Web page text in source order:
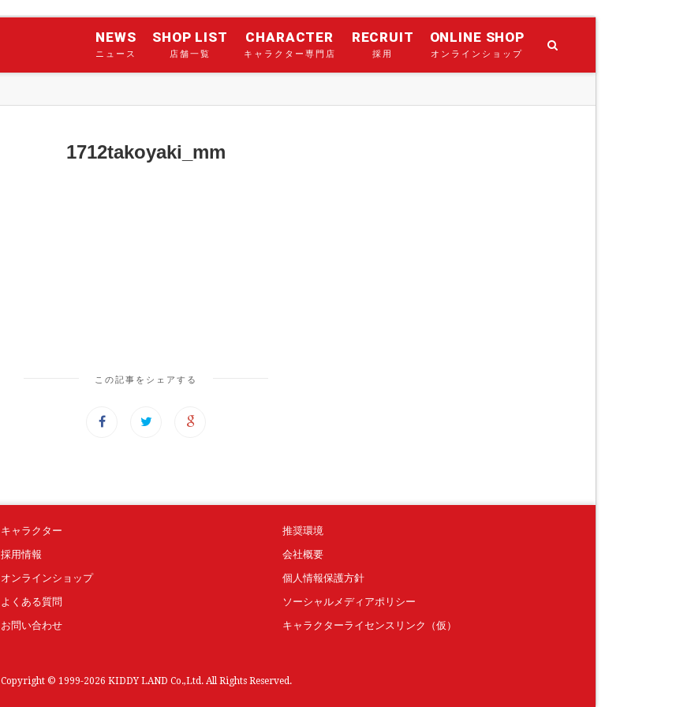
NEWS
ニュース
SHOP LIST
店舗一覧
CHARACTER
キャラクター専門店
RECRUIT
採用
ONLINE SHOP
オンラインショップ
1712takoyaki_mm
この記事をシェアする
キャラクター
採用情報
オンラインショップ
よくある質問
お問い合わせ
推奨環境
会社概要
個人情報保護方針
ソーシャルメディアポリシー
キャラクターライセンスリンク（仮）
Copyright © 1999-2026 KIDDY LAND Co.,Ltd. All Rights Reserved.